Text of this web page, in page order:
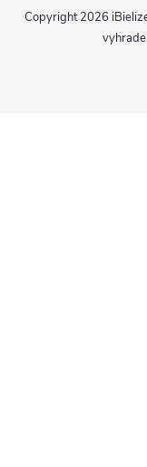
Copyright 2026